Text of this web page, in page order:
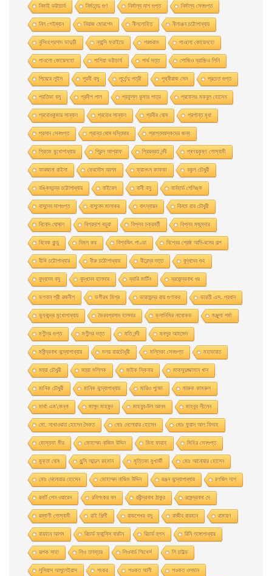
নিমাই ভট্টাচার্য নির্মলেন্দু গুণ নির্মাল্য দাশ গুপ্ত নির্মাল্য সেনগুপ্ত
নিল গেইম্যান নিয়াজ মোরশেদ নীললােহিত নীলাঞ্জন চট্টোপাধ্যায়
নৃসিংহপ্রসাদ ভাদুড়ী ন্যান্সি ফ্রাইডে পরশুরাম পাওলাে কোয়েলহাে
পাওলাে কোয়েলহো পাপিয়া ভট্টাচার্য পার্থ দত্ত পােজিও ব্রাচ্চিও লিনি
পিয়েরে লুইস পূরবী বসু পূর্ণেন্দু পত্রী পৃথ্বীরাজ সেন প্রচেত গুপ্ত
প্রতিভা বসু প্রদীপ পাল প্রফুল্ল কুমার পাত্র প্রফেসর মকবুল হােসেন
প্রবােধকুমার সান্যাল প্রবােধ সান্যাল প্রবীর ঘােষ প্রশান্ত মৃধা
প্রসাদ সেনগুপ্ত প্রান্ত ঘোষ দস্তিদার প্রাপ্তবয়স্কদের জন্য
প্রিতম মুখোপাধ্যায় প্রিন্স আশরাফ প্রিয়ব্রত নন্দী প্ৰণয়কৃষ্ণ গোস্বামী
ফারজানা রাইসা ফেরদৌস আলম ফ্রানৎস কাফকা বকুল চৌধুরী
বঙ্কিমচন্দ্র চট্টোপাধ্যায় বাইবেল বানী বসু বার্নহার্ড শেলিঙ্ক
বাসুদেব দাশগুপ্ত বাসুবেদ মালাকর বাৎস্যায়ন বিনতা রায় চৌধুরী
বিনোদ ঘোষাল বিপ্রদাশ বড়ুয়া বিপ্লব চক্রবর্তী বিপ্লব মজুমদার
বিবেক কুন্ডু বিমল কর বিশ্বজিৎ পাণ্ডা বিশ্বের শ্রেষ্ঠ আদি-রসের গল্প
বীথি চট্টোপাধ্যায় বীরু চট্টোপাধ্যায় বীরেন্দ্র দত্ত বুদ্ধদেব গুহ
বুদ্ধদেব বসু বুদ্ধদেব হালদার ব্যারি মার্টিন ব্রজেন্দ্রনাথ ধর
ভগবান শ্রী রজনীশ ভগীরথ মিশ্র ভারতচন্দ্র রায় গুণাকর ভারতী এস. প্রধান
ভুবনচন্দ্র মুখোপাধ্যায় ভৈরবপ্রসাদ হালদার ভ্লাদিমির নাবোকভ মঞ্জুলা শর্মা
মণীন্দ্র গুপ্ত মণীন্দ্র দত্ত মতি নন্দী মনসুর আহমেদ
মনীন্দ্রনাথ বন্দ্যোপাধ্যায় মলয় রায়চৌধুরী মল্লিকা সেনগুপ্ত মহাভারত
মহুয়া চৌধুরী মহুয়া মল্লিক মাইক স্কিনার মাকসুদুজ্জামান খান
মানিক চৌধুরী মানিক বন্দ্যোপাধ্যায় মারিও পুজো মারুফ কামরুল
মার্থা এম'কেন্না মাসুদ মাহমুদ মাহবুব-উল আলম মাহবুব লীলেন
মাে. সাখাওয়াত হােসেন সৈকত মােঃ দেলােয়ার হােসেন মােঃ ফুয়াদ আল ফিদাহ
মােস্তফা মীর মােহাম্মদ নাজিম উদ্দিন মিনা ফারাহ মিহির সেনগুপ্ত
মুক্তা ঘোষ মুন্সি আব্দুল রহমান মৃত্তিকা মুখার্জী মোঃ আনোয়ার হোসেন
মোঃ দেলোয়ার হােসেন মোহাম্মদ নাজিম উদ্দিন রঞ্জন বন্দ্যোপাধ্যায় রণজিৎ দাশ
রবার্ট পেন ওয়ারেন রবিশংকর বল রবীন্দ্রনাথ ঠাকুর রমেন্দ্রনাথ দে
রম্যাণী গোস্বামী রাই শিল্পী রাজশেখর বসু রাজীব রায়হান রামায়ণ
রায়হান আলম রিচার্ড ফ্রান্সিস বারটন রিচার্ড হুগস রিনি গঙ্গোপাধ্যায়
রূপক সাহা লিও তলস্তয় লিওনার্ড স্মিথের্স লি চাইল্ড
লুসিয়াস আপুলেইয়াস শংকর শওকত আলী শওকত ওসমান